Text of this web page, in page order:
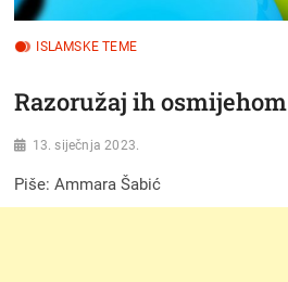
ISLAMSKE TEME
Razoružaj ih osmijehom
13. siječnja 2023.
Piše: Ammara Šabić